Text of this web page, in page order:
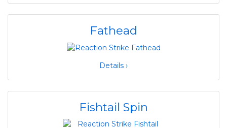
Fathead
Details ›
Fishtail Spin